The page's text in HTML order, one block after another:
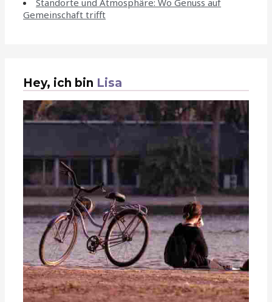
Standorte und Atmosphäre: Wo Genuss auf
Gemeinschaft trifft
Hey, ich bin Lisa